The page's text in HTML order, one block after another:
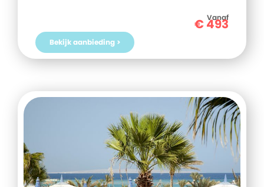
Griekenland? Boek jouw vakantie naar Appartement Annas
Vanaf
€493
Bekijk aanbieding >